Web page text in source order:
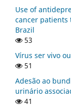
Use of
cancer patients
Brazil
53
Vírus ser vivo
51
Adesão ao
urinário
41